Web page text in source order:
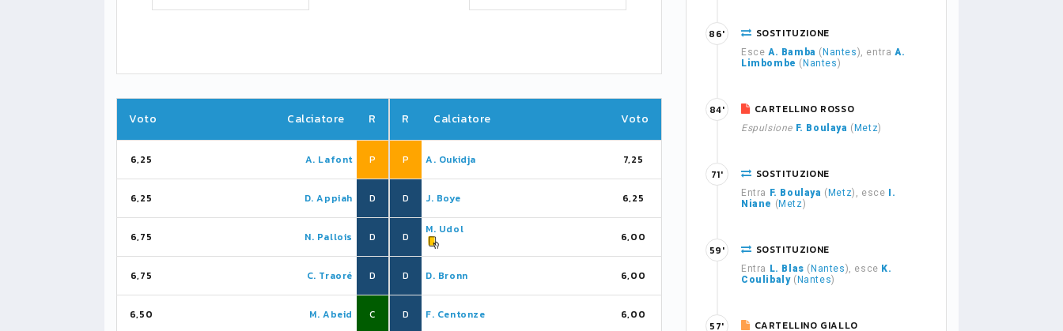
Voto Calciatore R
6,25 A. Lafont P
6,25 D. Appiah D
6,75 N. Pallois D
6,75 C. Traoré D
6,50 M. Abeid C
R Calciatore Voto
P A. Oukidja 7,25
D J. Boye 6,25
D
M. Udol
6,00
D D. Bronn 6,00
D F. Centonze 6,00
SOSTITUZIONE
Esce A. Bamba ( Nantes), entraA.
Limbombe ( Nantes)
86'
CARTELLINO ROSSO
Espulsione F. Boulaya ( Metz)
84'
SOSTITUZIONE
Entra F. Boulaya ( Metz), esce
I.
Niane ( Metz)
71'
SOSTITUZIONE
Entra L. Blas ( Nantes), esce K.
Coulibaly( Nantes)
59'
CARTELLINO GIALLO
57'